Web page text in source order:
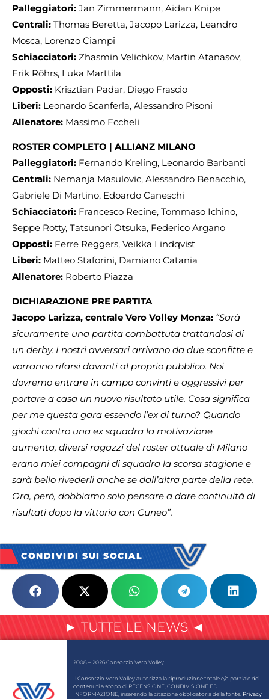
Palleggiatori: Jan Zimmermann, Aidan Knipe
Centrali: Thomas Beretta, Jacopo Larizza, Leandro
Mosca, Lorenzo Ciampi
Schiacciatori: Zhasmin Velichkov, Martin Atanasov,
Erik Röhrs, Luka Marttila
Opposti: Krisztian Padar, Diego Frascio
Liberi: Leonardo Scanferla, Alessandro Pisoni
Allenatore: Massimo Eccheli
ROSTER COMPLETO | ALLIANZ MILANO
Palleggiatori: Fernando Kreling, Leonardo Barbanti
Centrali: Nemanja Masulovic, Alessandro Benacchio,
Gabriele Di Martino, Edoardo Caneschi
Schiacciatori: Francesco Recine, Tommaso Ichino,
Seppe Rotty, Tatsunori Otsuka, Federico Argano
Opposti: Ferre Reggers, Veikka Lindqvist
Liberi: Matteo Staforini, Damiano Catania
Allenatore: Roberto Piazza
DICHIARAZIONE PRE PARTITA
Jacopo Larizza, centrale Vero Volley Monza: “Sarà
sicuramente una partita combattuta trattandosi di
un derby. I nostri avversari arrivano da due sconfitte e
vorranno rifarsi davanti al proprio pubblico. Noi
dovremo entrare in campo convinti e aggressivi per
portare a casa un nuovo risultato utile. Cosa significa
per me questa gara essendo l’ex di turno? Quando
giochi contro una ex squadra la motivazione
aumenta, diversi ragazzi del roster attuale di Milano
erano miei compagni di squadra la scorsa stagione e
sarà bello rivederli anche se dall’altra parte della rete.
Ora, però, dobbiamo solo pensare a dare continuità di
risultati dopo la vittoria con Cuneo”.
CONDIVIDI SUI SOCIAL
► TUTTE LE NEWS ◄
2008 – 2026 Consorzio Vero Volley
Il Consorzio Vero Volley autorizza la riproduzione totale e/o parziale dei
contenuti a scopo di RECENSIONE, CONDIVISIONE ED
INFORMAZIONE, inserendo la citazione obbligatoria della fonte. Privacy